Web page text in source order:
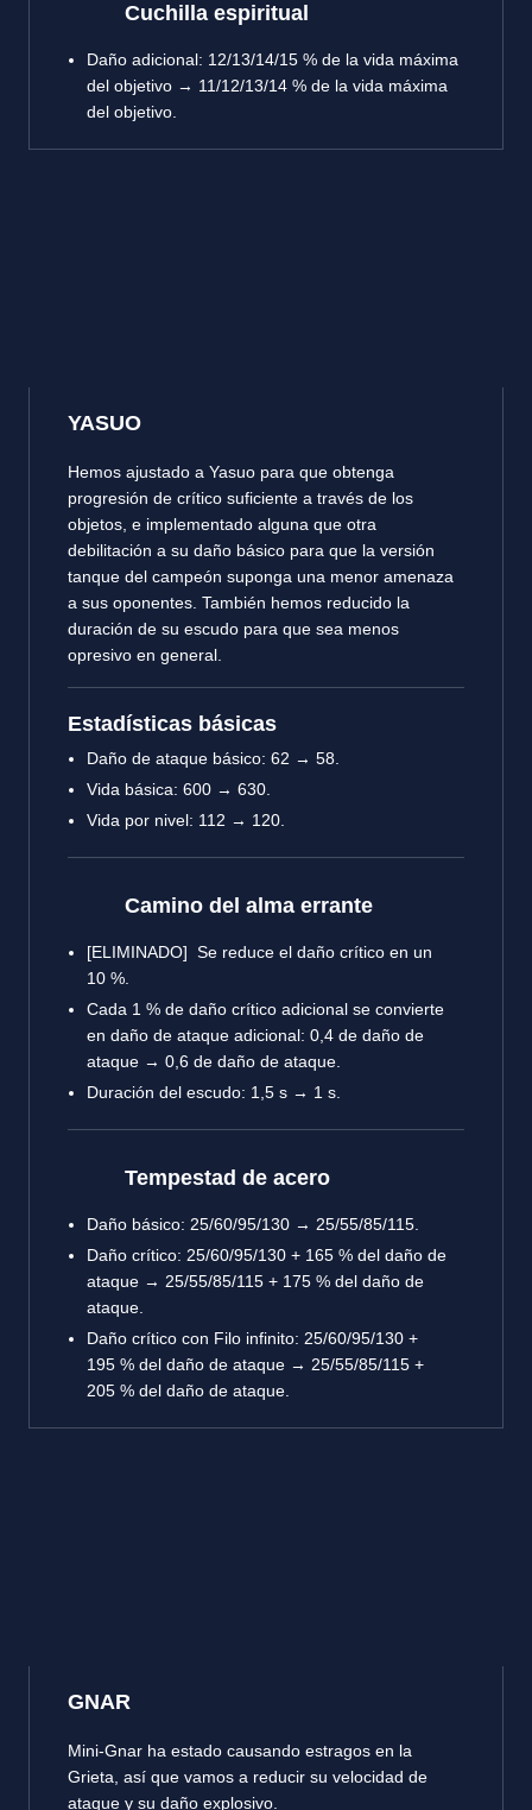
Cuchilla espiritual
Daño adicional: 12/13/14/15 % de la vida máxima
del objetivo → 11/12/13/14 % de la vida máxima
del objetivo.
YASUO
Hemos ajustado a Yasuo para que obtenga
progresión de crítico suficiente a través de los
objetos, e implementado alguna que otra
debilitación a su daño básico para que la versión
tanque del campeón suponga una menor amenaza
a sus oponentes. También hemos reducido la
duración de su escudo para que sea menos
opresivo en general.
Estadísticas básicas
Daño de ataque básico: 62 → 58.
Vida básica: 600 → 630.
Vida por nivel: 112 → 120.
Camino del alma errante
[ELIMINADO] Se reduce el daño crítico en un
10 %.
Cada 1 % de daño crítico adicional se convierte
en daño de ataque adicional: 0,4 de daño de
ataque → 0,6 de daño de ataque.
Duración del escudo: 1,5 s → 1 s.
Tempestad de acero
Daño básico: 25/60/95/130 → 25/55/85/115.
Daño crítico: 25/60/95/130 + 165 % del daño de
ataque → 25/55/85/115 + 175 % del daño de
ataque.
Daño crítico con Filo infinito: 25/60/95/130 +
195 % del daño de ataque → 25/55/85/115 +
205 % del daño de ataque.
GNAR
Mini-Gnar ha estado causando estragos en la
Grieta, así que vamos a reducir su velocidad de
ataque y su daño explosivo.